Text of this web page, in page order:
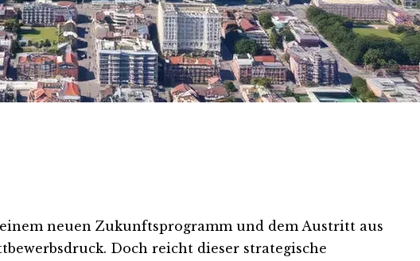
neuen Zukunftsprogramm und dem Austritt aus
Doch reicht dieser strategische